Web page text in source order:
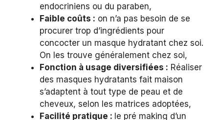
endocriniens ou du paraben,
Faible coûts : on n’a pas besoin de se
procurer trop d’ingrédients pour
concocter un masque hydratant chez soi.
On les trouve généralement chez soi,
Fonction à usage diversifiées : Réaliser
des masques hydratants fait maison
s’adaptent à tout type de peau et de
cheveux, selon les matrices adoptées,
Facilité pratique : le pré making d’un